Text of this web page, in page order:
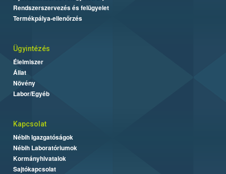
Rendszerszervezés és felügyelet
Termékpálya-ellenőrzés
Ügyintézés
Élelmiszer
Állat
Növény
Labor/Egyéb
Kapcsolat
Nébih Igazgatóságok
Nébih Laboratóriumok
Kormányhivatalok
Sajtókapcsolat